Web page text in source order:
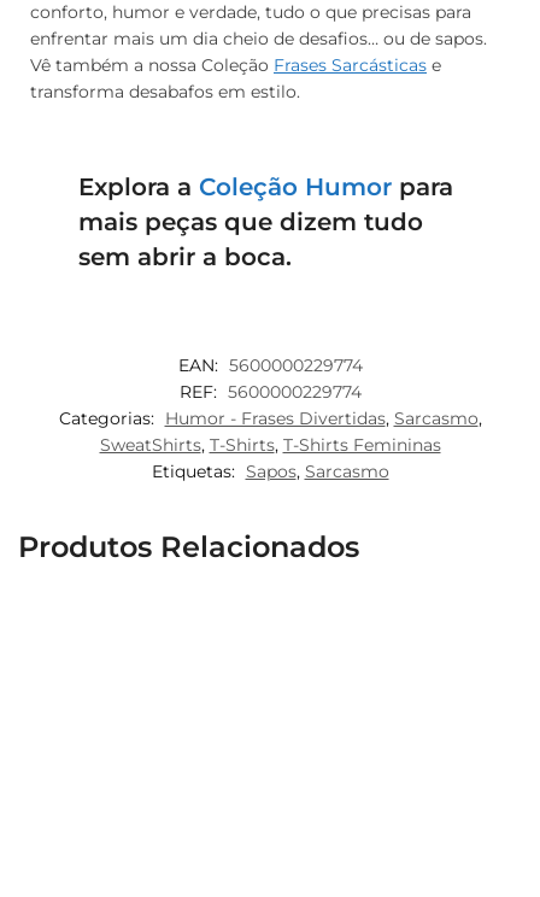
conforto, humor e verdade, tudo o que precisas para
enfrentar mais um dia cheio de desafios… ou de sapos.
Vê também a nossa Coleção Frases Sarcásticas e
transforma desabafos em estilo.
Explora a Coleção Humor para
mais peças que dizem tudo
sem abrir a boca.
EAN: 5600000229774
REF: 5600000229774
Categorias: Humor - Frases Divertidas, Sarcasmo,
SweatShirts, T-Shirts, T-Shirts Femininas
Etiquetas: Sapos, Sarcasmo
Produtos Relacionados